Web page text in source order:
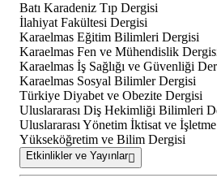
Batı Karadeniz Tıp Dergisi
İlahiyat Fakültesi Dergisi
Karaelmas Eğitim Bilimleri Dergisi
Karaelmas Fen ve Mühendislik
Karaelmas İş Sağlığı ve Güvenliği
Karaelmas Sosyal Bilimler Dergisi
Türkiye Diyabet ve Obezite Dergisi
Uluslararası Diş Hekimliği Bilimleri
Uluslararası Yönetim İktisat ve
Yükseköğretim ve Bilim Dergisi
Etkinlikler ve Yayınlar